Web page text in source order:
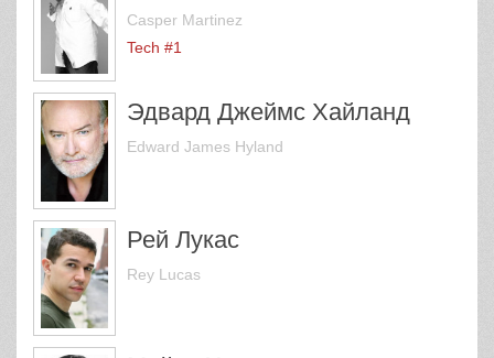
Casper Martinez
Tech #1
Эдвард Джеймс Хайланд
Edward James Hyland
Рей Лукас
Rey Lucas